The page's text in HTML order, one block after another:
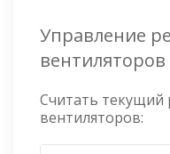
Управление
вентиляторов
Считать
вентиляторов: